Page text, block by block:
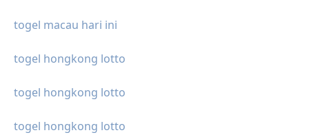
togel macau hari ini
togel hongkong lotto
togel hongkong lotto
togel hongkong lotto